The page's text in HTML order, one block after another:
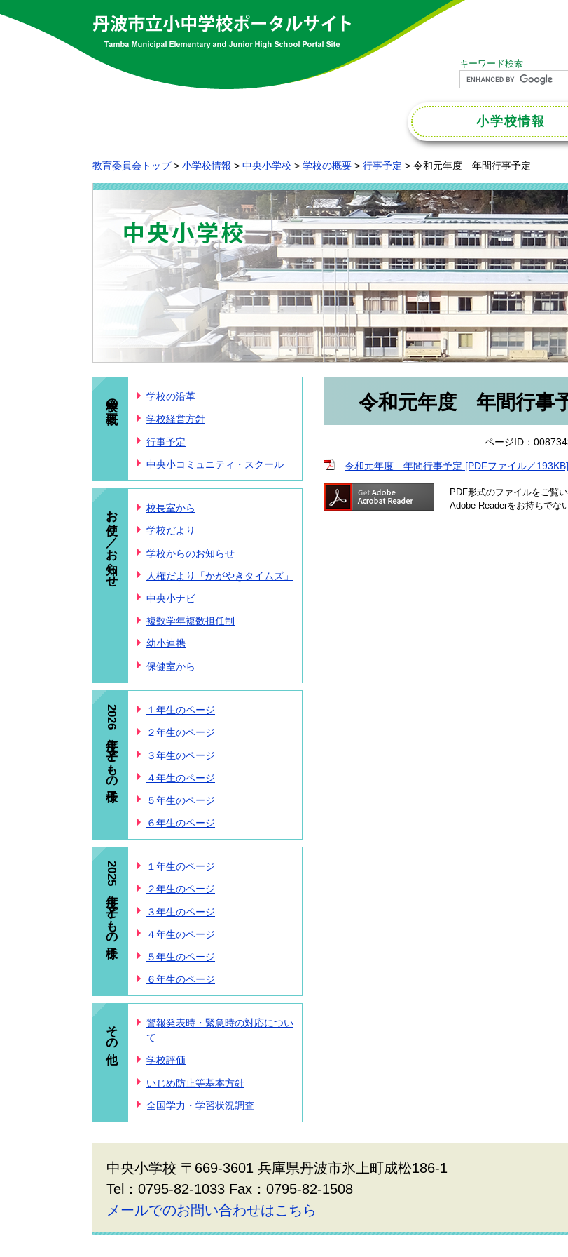
キーワード検索
小学校情報
教育委員会トップ > 小学校情報 > 中央小学校 > 学校の概要 > 行事予定 > 令和元年度 年間行事予定
学校の概要 学校の沿革
学校経営方針
行事予定
中央小コミュニティ・スクール
お便り／お知らせ 校長室から
学校だより
学校からのお知らせ
人権だより「かがやきタイムズ」
中央小ナビ
複数学年複数担任制
幼小連携
保健室から
2026年度 子どもの様子 １年生のページ
２年生のページ
３年生のページ
４年生のページ
５年生のページ
６年生のページ
2025年度 子どもの様子 １年生のページ
２年生のページ
３年生のページ
４年生のページ
５年生のページ
６年生のページ
その他
警報発表時・緊急時の対応につい
て
学校評価
いじめ防止等基本方針
全国学力・学習状況調査
令和元年度 年間行事
ページID：
令和元年度 年間行事予定 [PDFファイル／193KB]
PDF形式のファイルをご覧
Adobe Readerをお持ちでな
中央小学校 〒669-3601 兵庫県丹波市氷上町成松186-1
Tel：0795-82-1033 Fax：0795-82-1508
メールでのお問い合わせはこちら